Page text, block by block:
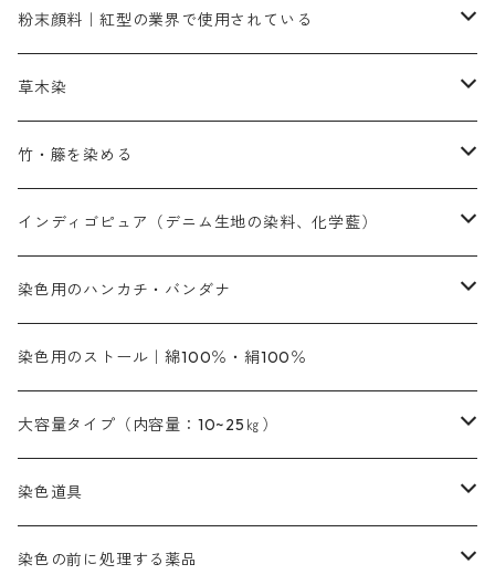
橙色系
青色系
紫色系
緑色系
茶色系
橙色系
緑色系
茶色系
灰色系
黒色系
補助薬品
赤色
茶色｜20g入りのみ公開
灰色｜20g入りのみ公開
黒色
染色に必要な薬品
アルカリ剤
補助薬品
捺染に必要な材料
捺染糊
ネオカラー（色）
内容量：100g
内容量：500g
バィンダー（定着剤）
増粘剤
黄色系
エロ―M3G｜定番の色合い
エロー ＭＧＲ｜明るい緑みの黄色
オレンジ系
オレンヂMG｜黄みの橙色
オレンヂMGD（定番の色合い）
赤色系
レットMFB｜赤色（定番の色合い）
レットMG｜黄みの朱色
青色系
ネビーブルーMB（定番の色合い）
ブルーMB（定番の色合い）
紫色系
バイオレットMFB
緑色系
粉末顔料｜紅型の業界で使用されている
赤色系
本洋紅
代用朱黄色口
黄色系
ファストエロ―10GN（鮮やかな黄色）
ファストエロ―5GN（黄色）
青色系
NSBAブルー
群青
白色｜胡粉
黒色｜在庫処分特価
緑色｜在庫処分特価
茶色｜在庫処分特価
草木染
植物染料
人気のおすすめ植物染料
インド茜・西洋茜の個別販売
濃染処理剤｜ソルバックスPS－900
媒染剤
アルミ媒染剤
鉄媒染剤
ソーダ灰｜アルカリ性のPH調整剤
藍染
ぶどう糖
ハイドロサルファイトコンク
染色用途のハンカチ・バンダナ
45cm×45cm（ハンカチ）｜端の始末も綿糸｜タグなし
竹・籐を染める
人気のおすすめ竹・藤を染める染料
塩基性染料（混色可能）
ビスマークブロンB｜赤茶色
塩基性エロ―｜液体タイプ
オリジナル染料｜スス竹色｜ミキセットファストブロンGR
インディゴピュア（デニム生地の染料、化学藍）
初心者向けお試しセット販売
インディゴピュア
アルカリ剤
ハイドロサルファイトコンク
酸性剤
染色用のハンカチ・バンダナ
45cm×45cm（ハンカチ）｜端の始末も綿糸｜タグなし
54cm×54cm（バンダナ）｜端の始末も綿糸｜タグなし
染色用のストール｜綿100％・絹100％
大容量タイプ（内容量：10~25㎏）
芒硝｜綿の染色時の吸収促進剤
ソーダ灰｜アルカリ性のPH調整剤
染色道具
刷毛
染色の前に処理する薬品